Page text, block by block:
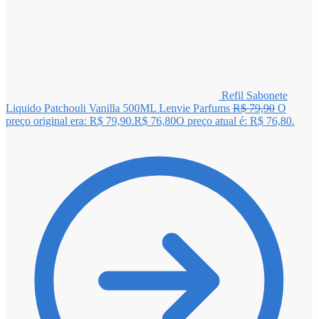
Refil Sabonete
Liquido Patchouli Vanilla 500ML Lenvie Parfums R$79,90 O
preço original era: R$ 79,90.R$ 76,80O preço atual é: R$ 76,80.